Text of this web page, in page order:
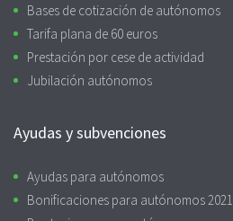
Bases de cotización de autónomos
Tarifa plana de 60 euros
Prestación por cese de actividad
Jubilación autónomos
Ayudas y subvenciones
Ayudas para autónomos
Bonificaciones para autónomos 2021